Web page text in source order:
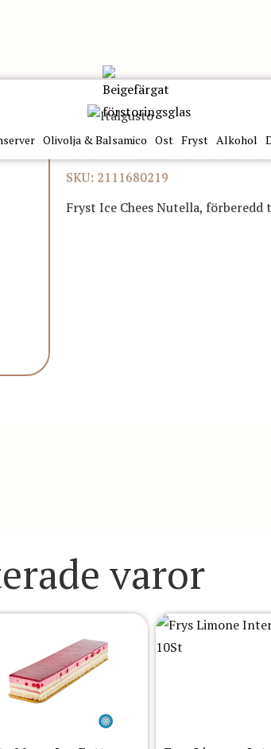
Olivolja & Balsamico Ost Fryst Alkohol
Tårta Cheesecake
SKU: 2111680219
Fryst Ice Chees Nutella,
varor